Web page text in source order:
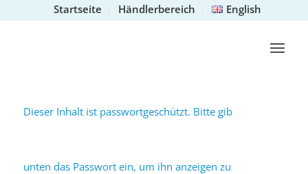
Startseite Händlerbereich English
Dieser Inhalt ist passwortgeschützt. Bitte gib
unten das Passwort ein, um ihn anzeigen zu